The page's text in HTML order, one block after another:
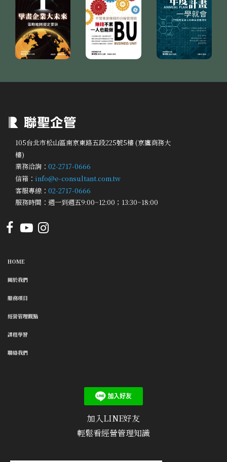
105台北市松山區南京東路五段225號5樓 (京鷹商務大
樓)
業務洽詢： 02-2717-0666
信箱： info@e-consultant.com.tw
客服專線： 02-2717-0666
服務時間：週一到週五9:00~12:00；13:30~18:00
HOME
關於我們
服務項目
經營管理觀點
課程學習
聯絡我們
加入LINE好友
輕鬆看經營管理知識